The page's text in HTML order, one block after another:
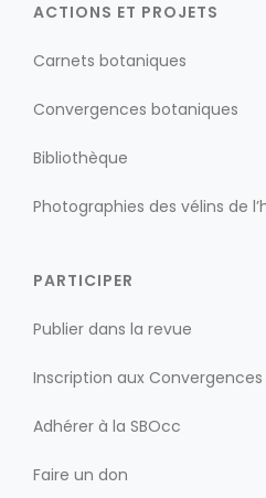
ACTIONS ET PROJETS
Carnets botaniques
Convergences botaniques
Bibliothèque
Photographies des vélins de
PARTICIPER
Publier dans la revue
Inscription aux
Adhérer à la SBOcc
Faire un don